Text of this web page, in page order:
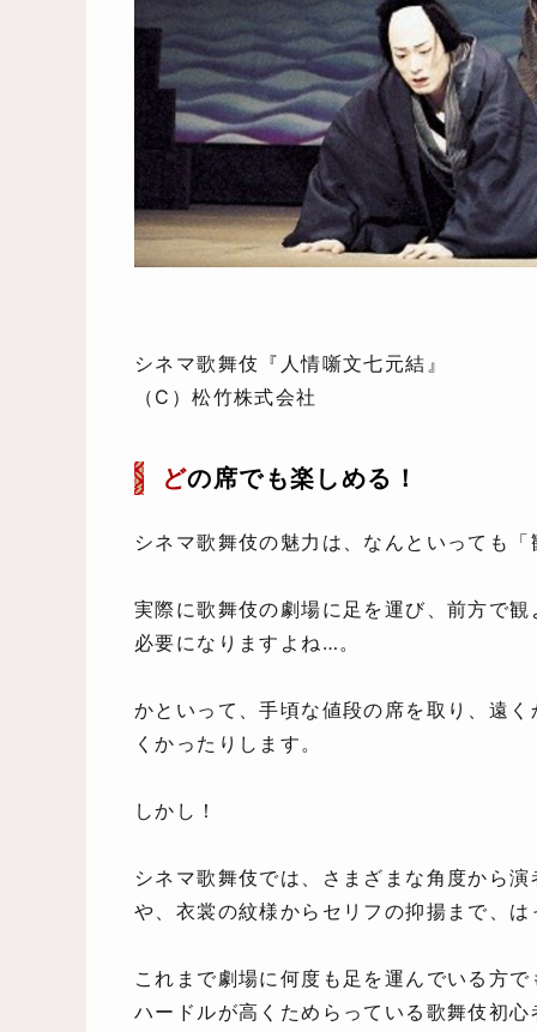
シネマ歌舞伎『人情噺文七元結』
（C）松竹株式会社
どの席でも楽しめる！
シネマ歌舞伎の魅力は、なんといっても
実際に歌舞伎の劇場に足を運び、前方で
必要になりますよね…。
かといって、手頃な値段の席を取り、遠
くかったりします。
しかし！
シネマ歌舞伎では、さまざまな角度から
や、衣裳の紋様からセリフの抑揚まで、は
これまで劇場に何度も足を運んでいる方
ハードルが高くためらっている歌舞伎初